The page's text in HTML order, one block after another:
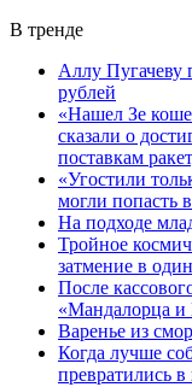
В тренде
Аллу Пугачеву
рублей
«Нашел Зе
сказали о
поставкам
«Угостили
могли попасть
На подходе
Тройное
затмение в
После
«Мандалорца и
Варенье из
Когда лучше
превратились